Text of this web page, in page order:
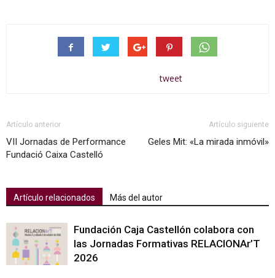
tweet
Artículo anterior
VII Jornadas de Performance
Fundació Caixa Castelló
Artículo siguiente
Geles Mit: «La mirada inmóvil»
Artículo relacionados Más del autor
Fundación Caja Castellón colabora con
las Jornadas Formativas RELACIONAr’T
2026